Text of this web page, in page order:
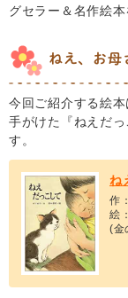
グセラー＆名作絵本
ねえ、お母
今回ご紹介する絵
手がけた『ねえだ
す。
ね
作
絵：
(金